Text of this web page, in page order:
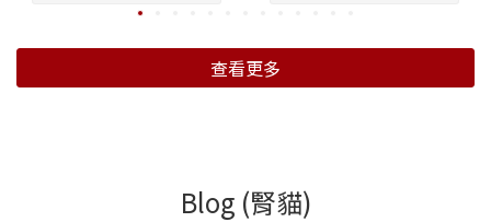
查看更多
Blog (腎貓)